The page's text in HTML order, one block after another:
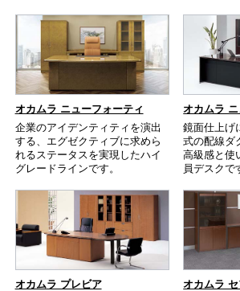
オカムラ ニューフォーティ
企業のアイデンティティを演出
する、エグゼクティブに求めら
れるステータスを実現したハイ
グレードラインです。
オカムラ
鏡面仕上げ
式の配線ダ
高級感と使
員デスクで
オカムラ プレビア
オカムラ